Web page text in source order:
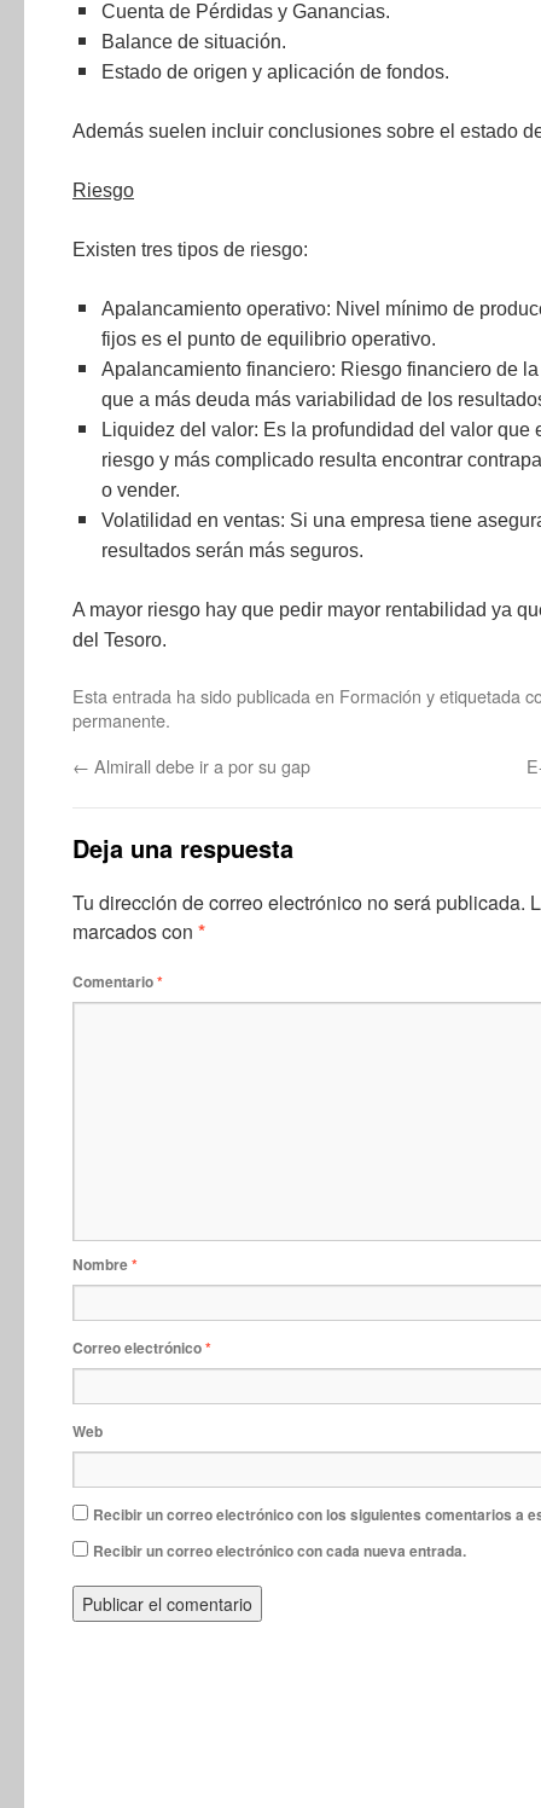
Cuenta de Pérdidas y Ganancias.
Balance de situación.
Estado de origen y aplicación de fondos.
Además suelen incluir conclusiones sobre el estado
Riesgo
Existen tres tipos de riesgo:
Apalancamiento operativo: Nivel mínimo de
fijos es el punto de equilibrio operativo.
Apalancamiento financiero: Riesgo financiero de
que a más deuda más variabilidad de los
Liquidez del valor: Es la profundidad del valor
riesgo y más complicado resulta encontrar
o vender.
Volatilidad en ventas: Si una empresa tiene
resultados serán más seguros.
A mayor riesgo hay que pedir mayor rentabilidad ya
del Tesoro.
Esta entrada ha sido publicada en Formación y etiquetada
permanente.
← Almirall debe ir a por su gap
Deja una respuesta
Tu dirección de correo electrónico no será publicada.
marcados con *
Comentario*
Nombre*
Correo electrónico*
Web
Recibir un correo electrónico con los siguientes comentarios a
Recibir un correo electrónico con cada nueva entrada.